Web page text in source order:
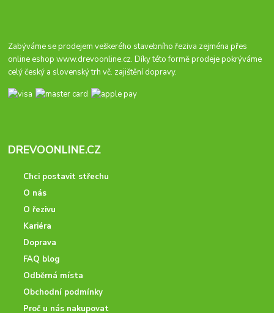
Zabýváme se prodejem veškerého stavebního řeziva zejména přes
online eshopwww.drevoonline.cz. Díky této formě prodeje pokrýváme
celý český a slovenský trh vč. zajištění dopravy.
DREVOONLINE.CZ
Chci postavit střechu
O nás
O řezivu
Kariéra
Doprava
FAQ blog
Odběrná místa
Obchodní podmínky
Proč u nás nakupovat